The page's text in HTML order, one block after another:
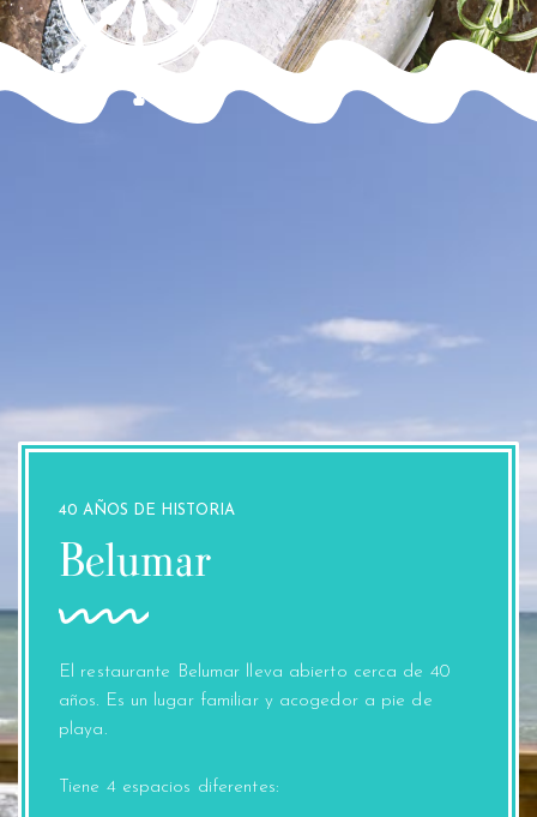
40 AÑOS DE HISTORIA
Belumar
El restaurante Belumar lleva abierto cerca de 40
años. Es un lugar familiar y acogedor a pie de
playa.
Tiene 4 espacios diferentes: